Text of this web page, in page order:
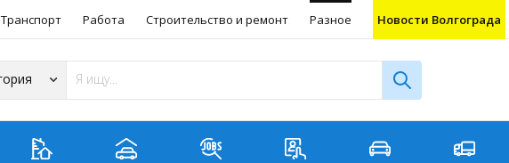
Транспорт Работа Строительство и ремонт Разное Новости Волгограда